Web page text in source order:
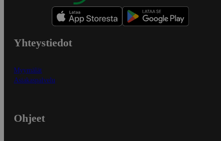
Yhteystiedot
Myymälät
Asiakaspalvelu
Ohjeet